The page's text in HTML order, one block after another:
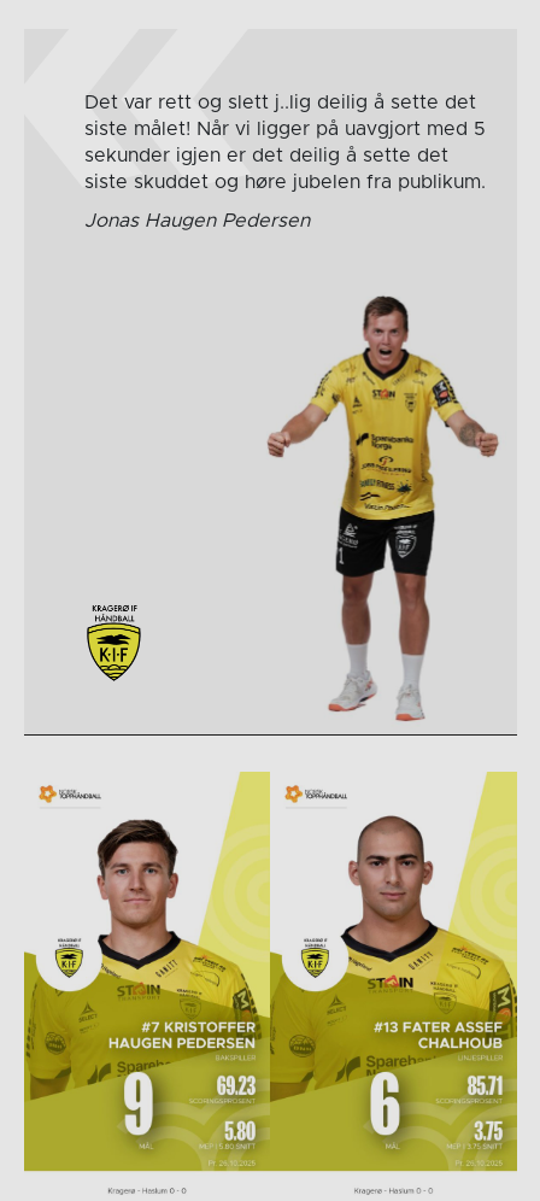
Det var rett og slett j..lig deilig å sette det
siste målet! Når vi ligger på uavgjort med 5
sekunder igjen er det deilig å sette det
siste skuddet og høre jubelen fra publikum.
Jonas Haugen Pedersen